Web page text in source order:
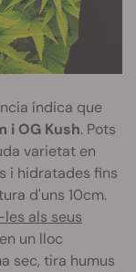
índica que
i OG Kush. Pots
varietat en
i hidratades fins
d'uns 10cm.
als seus
un lloc
sec, tira humus